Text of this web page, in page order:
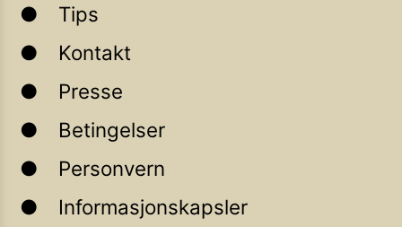
Tips
Kontakt
Presse
Betingelser
Personvern
Informasjonskapsler